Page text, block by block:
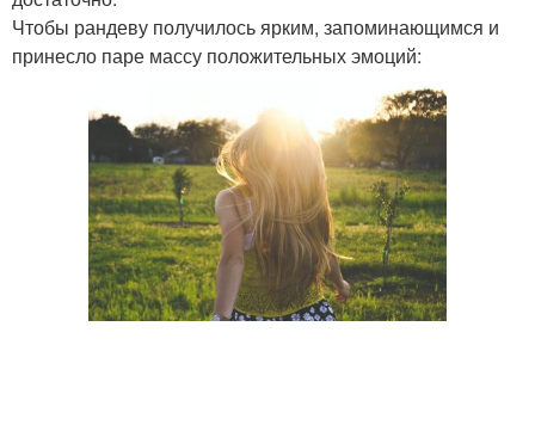
Чтобы рандеву получилось ярким, запоминающимся и
принесло паре массу положительных эмоций: